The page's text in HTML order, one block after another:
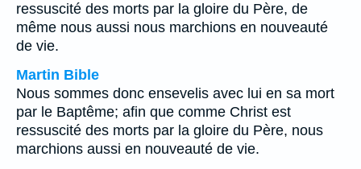
ressuscité des morts par la gloire du Père, de
même nous aussi nous marchions en nouveauté
de vie.
Martin Bible
Nous sommes donc ensevelis avec lui en sa mort
par le Baptême; afin que comme Christ est
ressuscité des morts par la gloire du Père, nous
marchions aussi en nouveauté de vie.